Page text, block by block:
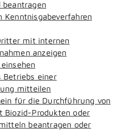
beantragen
Kenntnisgabeverfahren
mit internen
anzeigen
Betriebs einer
mitteilen
für die Durchführung von
Biozid-Produkten oder
beantragen oder